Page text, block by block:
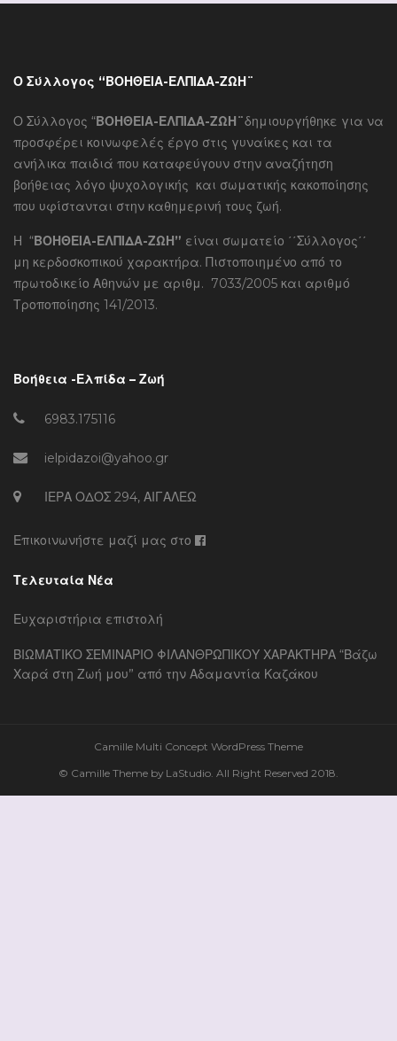
Ο Σύλλογος “ΒΟΗΘΕΙΑ-ΕΛΠΙΔΑ-ΖΩΗ¨
Ο Σύλλογος “ΒΟΗΘΕΙΑ-ΕΛΠΙΔΑ-ΖΩΗ¨δημιουργήθηκε για να
προσφέρει κοινωφελές έργο στις γυναίκες και τα
ανήλικα παιδιά που καταφεύγουν στην αναζήτηση
βοήθειας λόγο ψυχολογικής και σωματικής κακοποίησης
που υφίστανται στην καθημερινή τους ζωή.
Η “ΒΟΗΘΕΙΑ-ΕΛΠΙΔΑ-ΖΩΗ” είναι σωματείο ΄΄Σύλλογος΄΄
μη κερδοσκοπικού χαρακτήρα. Πιστοποιημένο από το
πρωτοδικείο Αθηνών με αριθμ. 7033/2005 και αριθμό
Τροποποίησης 141/2013.
Βοήθεια -Ελπίδα – Ζωή
6983.175116
ielpidazoi@yahoo.gr
ΙΕΡΑ ΟΔΟΣ 294, ΑΙΓΑΛΕΩ
Επικοινωνήστε μαζί μας στο
Τελευταία Νέα
Ευχαριστήρια επιστολή
ΒΙΩΜΑΤΙΚΟ ΣΕΜΙΝΑΡΙΟ ΦΙΛΑΝΘΡΩΠΙΚΟΥ ΧΑΡΑΚΤΗΡΑ “Βάζω
Χαρά στη Ζωή μου” από την Αδαμαντία Καζάκου
Camille Multi Concept WordPress Theme
© Camille Theme by LaStudio. All Right Reserved 2018.